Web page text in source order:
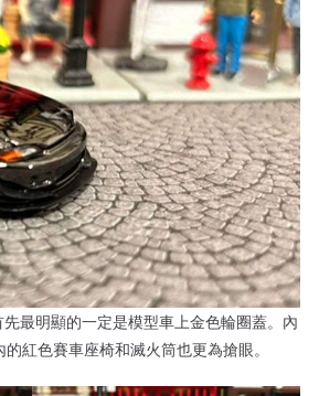
最明顯的一定是模型車上金色輪圈蓋。內
紅色賽車座椅和滅火筒也更為搶眼。